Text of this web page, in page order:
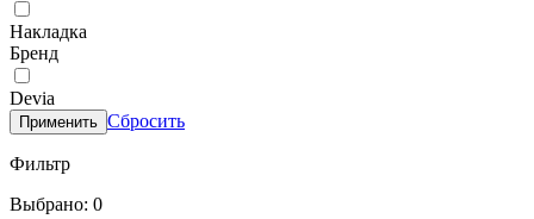
Накладка
Бренд
Devia
Применить Сбросить
Фильтр
Выбрано: 0